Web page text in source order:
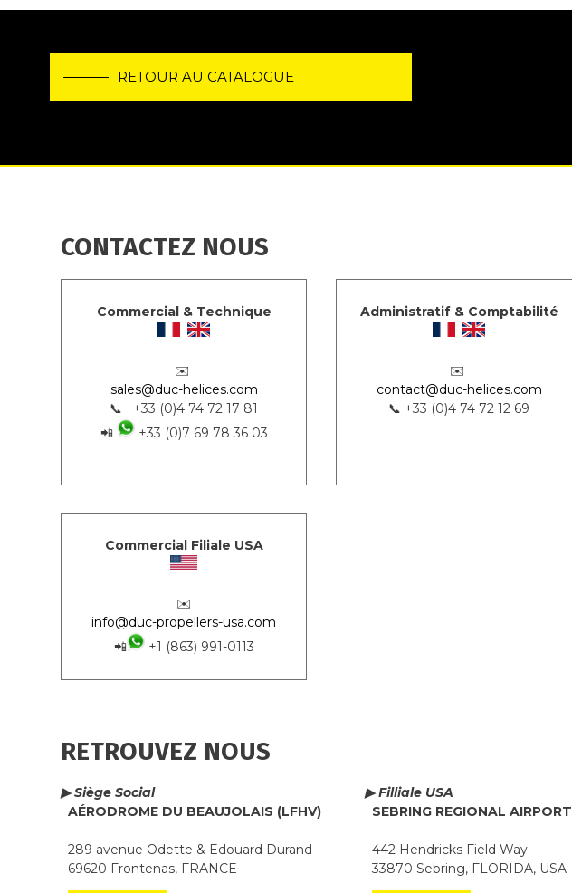
RETOUR AU CATALOGUE
CONTACTEZ NOUS
Commercial & Technique
✉️
sales@duc-helices.com
📞 +33 (0)4 74 72 17 81
📲
+33 (0)7 69 78 36 03
Administratif & Comptabilité
✉️
contact@duc-helices.com
📞 +33 (0)4 74 72 12 69
Commercial Filiale USA
✉️
info@duc-propellers-usa.com
📲
+1 (863) 991-0113
RETROUVEZ NOUS
▶ Siège Social
AÉRODROME DU BEAUJOLAIS (LFHV)
289 avenue Odette & Edouard Durand
69620 Frontenas, FRANCE
▶ Filliale USA
SEBRING REGIONAL AIRPORT
442 Hendricks Field Way
33870 Sebring, FLORIDA, USA